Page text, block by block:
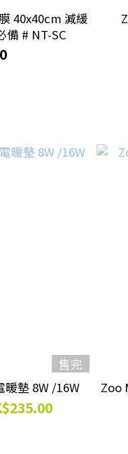
40x40cm 減緩
備 # NT-SC
售完
墊 8W /16W
Zoo